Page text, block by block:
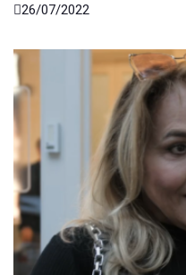
26/07/2022